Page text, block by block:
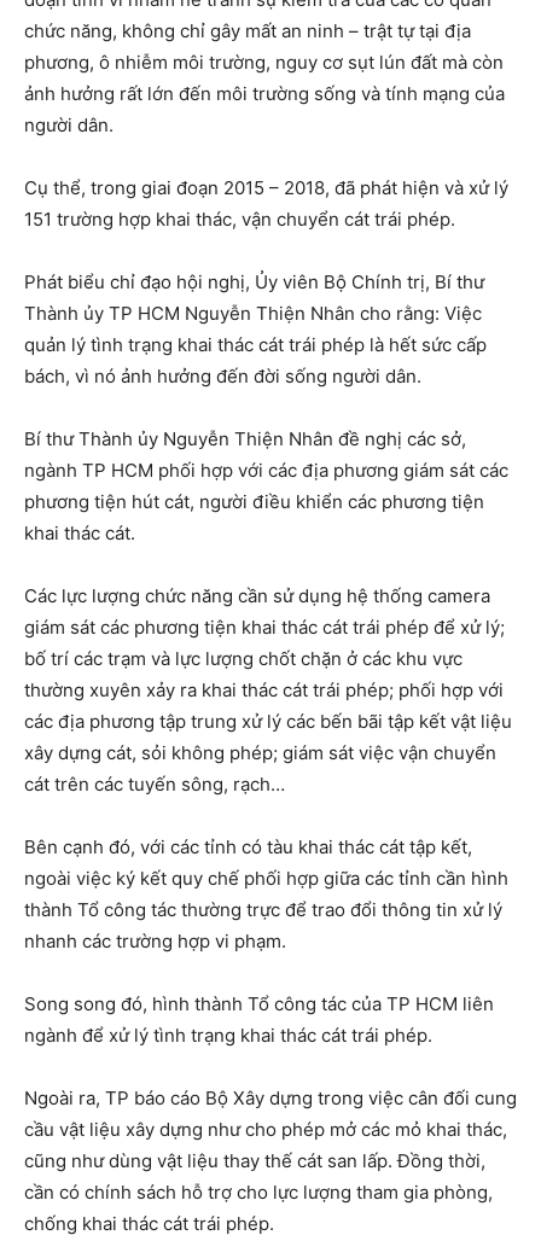
chức năng, không chỉ gây mất an ninh – trật tự tại địa
phương, ô nhiễm môi trường, nguy cơ sụt lún đất mà còn
ảnh hưởng rất lớn đến môi trường sống và tính mạng của
người dân.
Cụ thể, trong giai đoạn 2015 – 2018, đã phát hiện và xử lý
151 trường hợp khai thác, vận chuyển cát trái phép.
Phát biểu chỉ đạo hội nghị, Ủy viên Bộ Chính trị, Bí thư
Thành ủy TP HCM Nguyễn Thiện Nhân cho rằng: Việc
quản lý tình trạng khai thác cát trái phép là hết sức cấp
bách, vì nó ảnh hưởng đến đời sống người dân.
Bí thư Thành ủy Nguyễn Thiện Nhân đề nghị các sở,
ngành TP HCM phối hợp với các địa phương giám sát các
phương tiện hút cát, người điều khiển các phương tiện
khai thác cát.
Các lực lượng chức năng cần sử dụng hệ thống camera
giám sát các phương tiện khai thác cát trái phép để xử lý;
bố trí các trạm và lực lượng chốt chặn ở các khu vực
thường xuyên xảy ra khai thác cát trái phép; phối hợp với
các địa phương tập trung xử lý các bến bãi tập kết vật liệu
xây dựng cát, sỏi không phép; giám sát việc vận chuyển
cát trên các tuyến sông, rạch…
Bên cạnh đó, với các tỉnh có tàu khai thác cát tập kết,
ngoài việc ký kết quy chế phối hợp giữa các tỉnh cần hình
thành Tổ công tác thường trực để trao đổi thông tin xử lý
nhanh các trường hợp vi phạm.
Song song đó, hình thành Tổ công tác của TP HCM liên
ngành để xử lý tình trạng khai thác cát trái phép.
Ngoài ra, TP báo cáo Bộ Xây dựng trong việc cân đối cung
cầu vật liệu xây dựng như cho phép mở các mỏ khai thác,
cũng như dùng vật liệu thay thế cát san lấp. Đồng thời,
cần có chính sách hỗ trợ cho lực lượng tham gia phòng,
chống khai thác cát trái phép.